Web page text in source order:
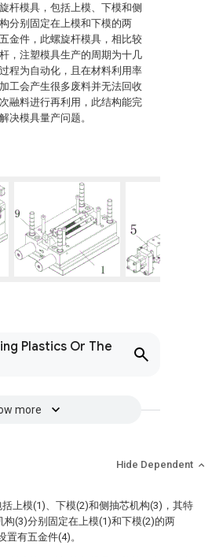
杆模具，包括上模、下模和侧
分别固定在上模和下模的两
金件，此螺旋杆模具，相比较
，注塑模具生产的周期为十几
程为自动化，且在材料利用率
工会产生很多废料并无法回收
融料进行再利用，此结构能完
决模具量产问题。
Plastics Or The
more
Hide Dependent
上模(1)、下模(2)和侧抽芯机构(3)，其特
构(3)分别固定在上模(1)和下模(2)的两
置有五金件(4)。